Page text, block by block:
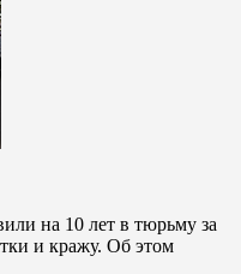
на 10 лет в тюрьму за
и кражу. Об этом